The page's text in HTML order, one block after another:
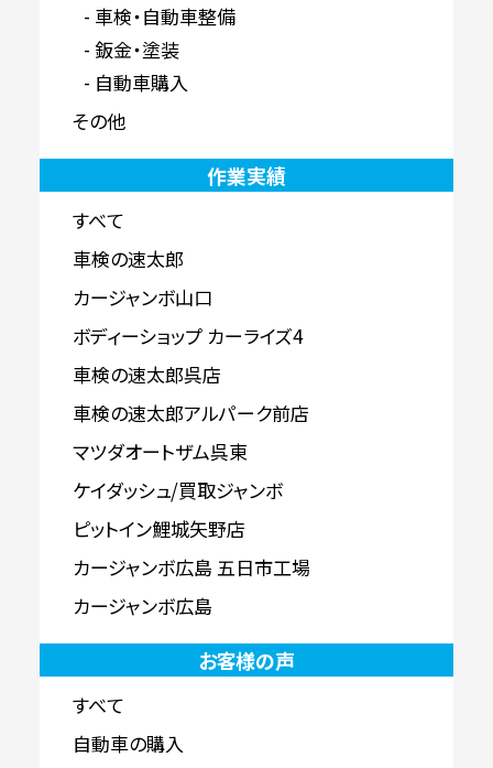
車検・自動車整備
鈑金・塗装
自動車購入
その他
作業実績
すべて
車検の速太郎
カージャンボ山口
ボディーショップ カーライズ4
車検の速太郎呉店
車検の速太郎アルパーク前店
マツダオートザム呉東
ケイダッシュ/買取ジャンボ
ピットイン鯉城矢野店
カージャンボ広島 五日市工場
カージャンボ広島
お客様の声
すべて
自動車の購入